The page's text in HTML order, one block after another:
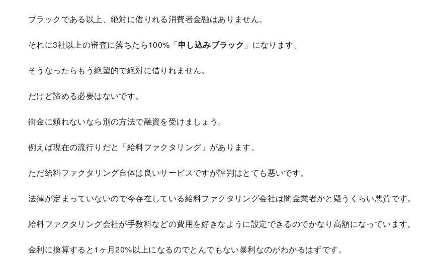
ブラックである以上、絶対に借りれる消費者金融はありません。
それに3社以上の審査に落ちたら100%「申し込みブラック 」になります。
そうなったらもう絶望的で絶対に借りれません。
だけど諦める必要はないです。
街金に頼れないなら別の方法で融資を受けましょう。
例えば現在の流行りだと「給料ファクタリング」があります。
ただ給料ファクタリング自体は良いサービスですが評判はとても悪いです。
法律が定まっていないので今存在している給料ファクタリング会社は闇金業者かと疑うくらい悪質です。
給料ファクタリング会社が手数料などの費用を好きなように設定できるのでかなり高額になっています。
金利に換算すると1ヶ月20%以上になるのでとんでもない暴利なのがわかるはずです。